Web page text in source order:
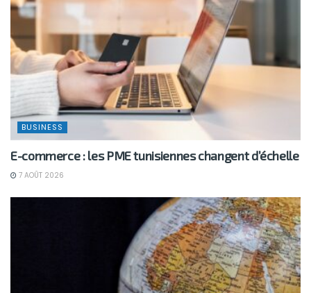
BUSINESS
E-commerce : les PME tunisiennes changent d’échelle
7 AOÛT 2026